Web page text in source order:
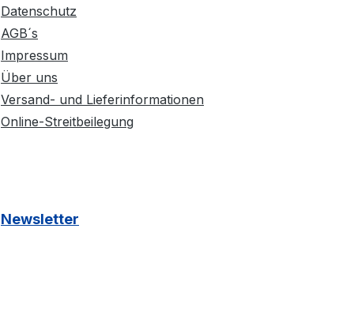
Datenschutz
AGB´s
Impressum
Über uns
Versand- und Lieferinformationen
Online-Streitbeilegung
Newsletter